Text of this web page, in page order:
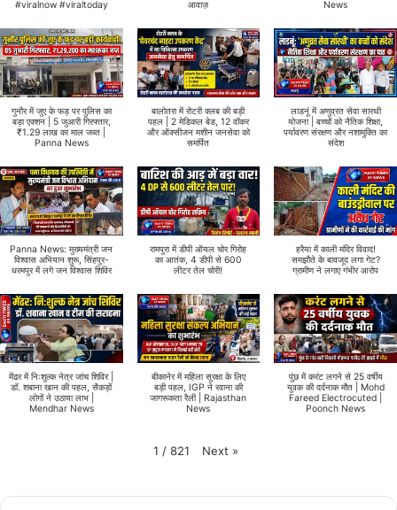
#viralnow #viraltoday
आवाज़
News
गुनौर में जुए के फड़ पर पुलिस का
बड़ा एक्शन | 5 जुआरी गिरफ्तार,
₹1.29 लाख का माल जब्त |
Panna News
बालोतरा में रोटरी क्लब की बड़ी
पहल | 2 मेडिकल बेड, 12 वॉकर
और ऑक्सीजन मशीन जनसेवा को
समर्पित
लाडनूं में अणुव्रत सेवा सारथी
योजना | बच्चों को नैतिक शिक्षा,
पर्यावरण संरक्षण और नशामुक्ति का
संदेश
Panna News: मुख्यमंत्री जन
विश्वास अभियान शुरू, सिंहपुर-
धरमपुर में लगे जन विश्वास शिविर
रामपुरा में डीपी ऑयल चोर गिरोह
का आतंक, 4 डीपी से 600
लीटर तेल चोरी!
हरैया में काली मंदिर विवाद!
समझौते के बावजूद लगा गेट?
ग्रामीण ने लगाए गंभीर आरोप
मेंढर में निःशुल्क नेत्र जांच शिविर |
डॉ. शबाना खान की पहल, सैकड़ों
लोगों ने उठाया लाभ |
Mendhar News
बीकानेर में महिला सुरक्षा के लिए
बड़ी पहल, IGP ने रवाना की
जागरूकता रैली | Rajasthan
News
पुंछ में करंट लगने से 25 वर्षीय
युवक की दर्दनाक मौत | Mohd
Fareed Electrocuted |
Poonch News
1 / 821 Next »